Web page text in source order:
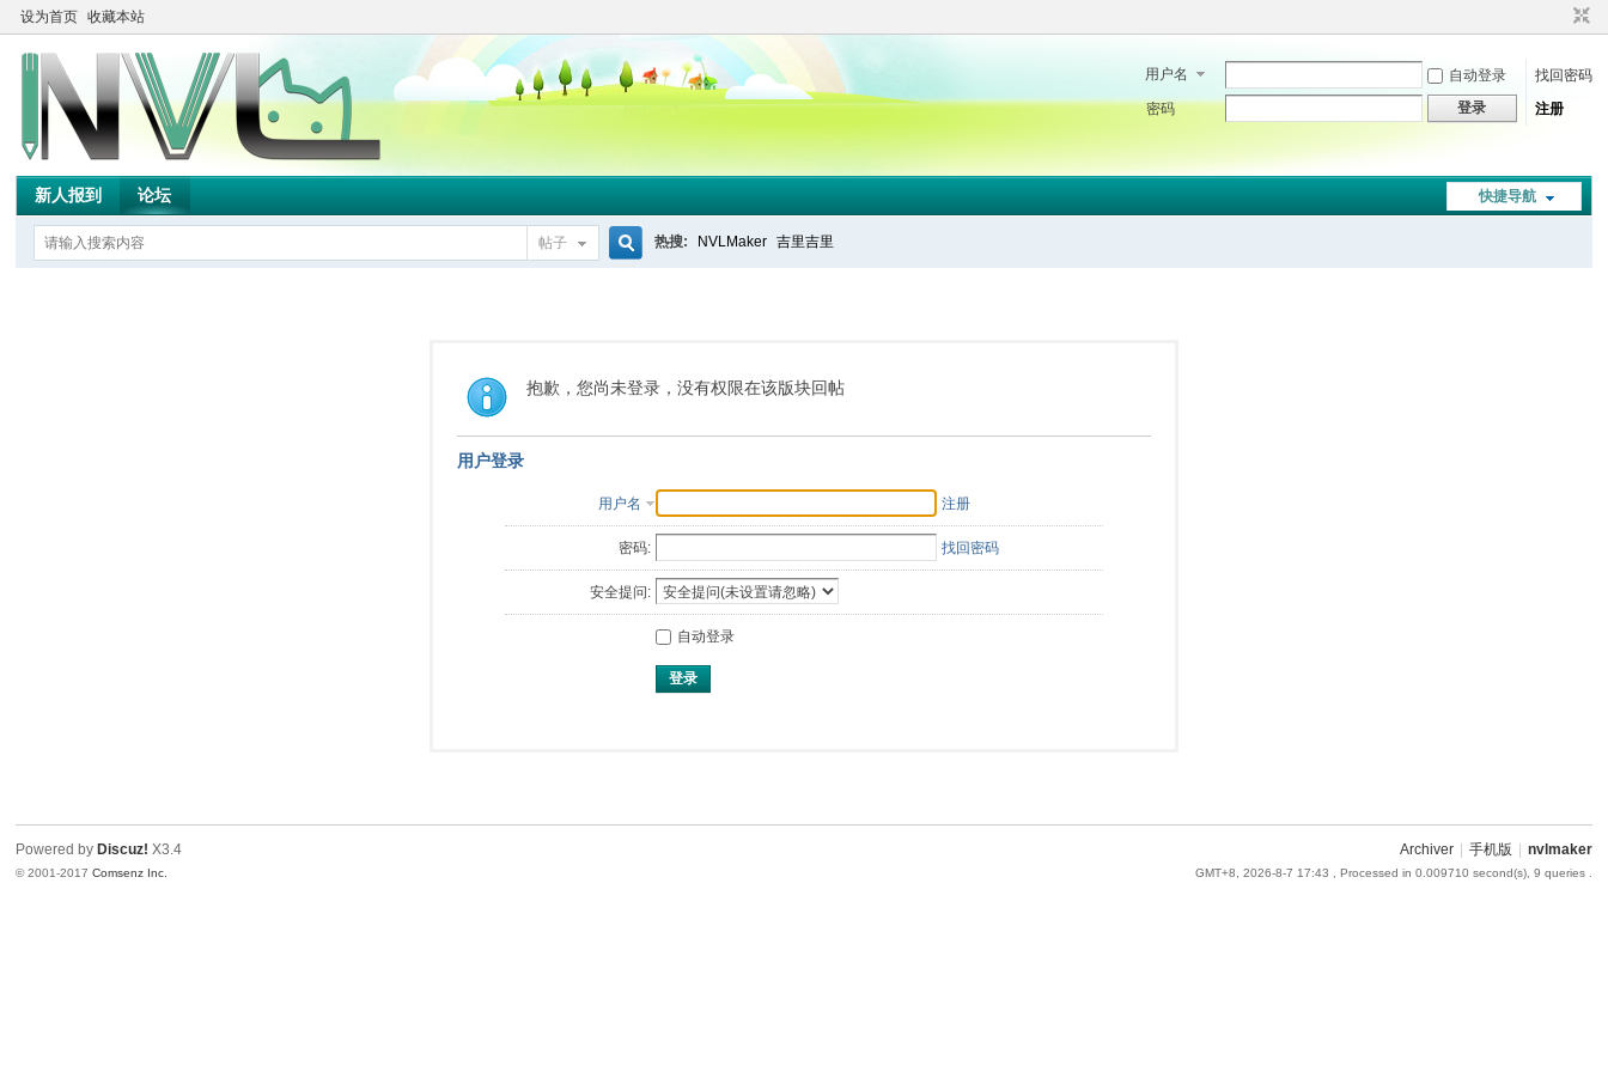
设为首页 收藏本站
用户名 自动登录
找回密码
密码
登录 注册
快捷导航
新人报到 论坛
帖子
索
热搜: NVLMaker 吉里吉里
抱歉，您尚未登录，没有权限在该版块回帖
用户登录
用户名 注册
密码: 找回密码
安全提问:
自动登录
登录
Archiver 手机版 nvlmaker
GMT+8, 2026-8-7 17:43 , Processed in 0.009710 second(s), 9 queries .
Powered by Discuz! X3.4
© 2001-2017Comsenz Inc.